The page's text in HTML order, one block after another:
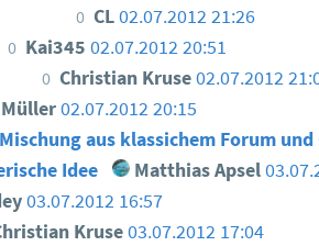
0 CL02.07.2012 21:26
0 Kai34502.07.2012 20:51
0 Christian Kruse02.07.2012
Müller02.07.2012 20:15
aus klassichem Forum und
Idee Matthias Apsel
03.07.2012 16:57
Kruse03.07.2012 17:04